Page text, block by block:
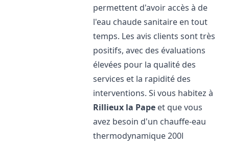
permettent d'avoir accès à de
l'eau chaude sanitaire en tout
temps. Les avis clients sont très
positifs, avec des évaluations
élevées pour la qualité des
services et la rapidité des
interventions. Si vous habitez à
Rillieux la Pape et que vous
avez besoin d'un chauffe-eau
thermodynamique 200l